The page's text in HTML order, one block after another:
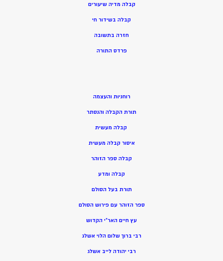
קבלה מדיה שיעורים
קבלה בשידור חי
חזרה בתשובה
פרדס התורה
רוחניות והעצמה
תורת הקבלה והנסתר
קבלה מעשית
איסור קבלה מעשית
קבלה ספר הזוהר
קבלה ומדע
תורת בעל הסולם
ספר הזוהר עם פירוש הסולם
עץ חיים האר”י הקדוש
רבי ברוך שלום הלוי אשלג
רבי יהודה לייב אשלג